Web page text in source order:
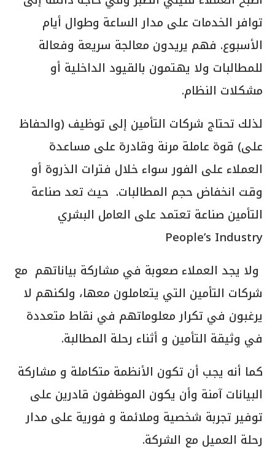
توافر الخدمات على مدار الساعة وطوال أيام
الأسبوع. فهم يريدون معالجة سريعة وفعالة
للمطالبات ولا يهتمون بالقيود الداخلية أو
مشكلات النظام.
لذلك تحتاج شركات التأمين إلى توظيف (والحفاظ
على) قوة عاملة مرنة وقادرة على مساعدة
العملاء على الفور سواء خلال فترات الذروة أو
وقت انخفاض حجم المطالبات. حيث تعد صناعة
التأمين صناعة تعتمد على العامل البشري
People’s Industry
ولا يجد العملاء صعوبة في مشاركة بياناتهم مع
شركات التأمين التي يتعاملون معها، ولكنهم لا
يرغبون في تكرار معلوماتهم في نقاط متعددة
في وثيقة التأمين و أثناء رحلة المطالبة.
كما أنه يجب أن تكون الأنظمة متكاملة و مشاركة
البيانات آمنة وأن يكون الموظفون قادرين على
توفير تجربة شخصية وملائمة و فورية على مدار
رحلة العميل مع الشركة.